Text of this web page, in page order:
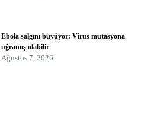
Ebola salgını büyüyor: Virüs mutasyona
uğramış olabilir
Ağustos 7, 2026